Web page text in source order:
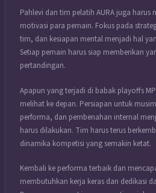
Pahlevi dan tim pelatih AURA juga
motivasi para pemain. Fokus pada
tim, dan kesiapan mental menjadi hal
Setiap pemain harus siap memberikan
pertandingan.
Apapun yang terjadi di babak playoffs
melihat ke depan. Persiapan untuk
performa, dan pembenahan internal
harus dilakukan. Tim harus terus
dinamika kompetisi yang semakin ketat.
Kembali ke performa terbaik dan
membutuhkan kerja keras dan dedikasi